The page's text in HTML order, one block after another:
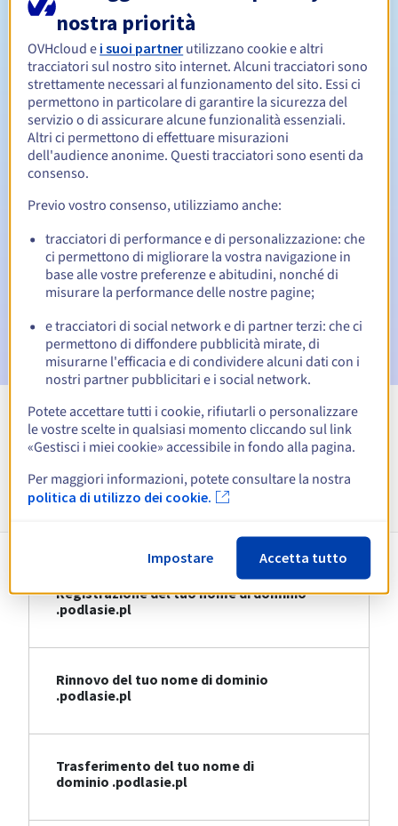
Periodo di rinnovo
Redemption period
Notifiche automatiche:
Email di notifica:60, 30, 15, 7 e 3 giorni prima della
Email il giorno della scadenzaper notificare la
sospensione del nome di dominio
Email dopo il Redemption Grace Period
per notificare la
cancellazione del nome di dominio
Visualizza tutte le estensioni
Informazioni su .podlasie.pl
Registrazione del tuo nome di dominio
.podlasie.pl
Rinnovo del tuo nome di dominio
.podlasie.pl
Trasferimento del tuo nome di
dominio .podlasie.pl
nostra priorità
OVHcloud e i suoi partner utilizzano cookie e altri
tracciatori sul nostro sito internet. Alcuni tracciatori sono
strettamente necessari al funzionamento del sito. Essi ci
permettono in particolare di garantire la sicurezza del
servizio o di assicurare alcune funzionalità essenziali.
Altri ci permettono di effettuare misurazioni
dell'audience anonime. Questi tracciatori sono esenti da
consenso.
Previo vostro consenso, utilizziamo anche:
tracciatori di performance e di personalizzazione: che
ci permettono di migliorare la vostra navigazione in
base alle vostre preferenze e abitudini, nonché di
misurare la performance delle nostre pagine;
e tracciatori di social network e di partner terzi: che ci
permettono di diffondere pubblicità mirate, di
misurarne l'efficacia e di condividere alcuni dati con i
nostri partner pubblicitari e i social network.
Potete accettare tutti i cookie, rifiutarli o personalizzare
le vostre scelte in qualsiasi momento cliccando sul link
«Gestisci i miei cookie» accessibile in fondo alla pagina.
Per maggiori informazioni, potete consultare la nostra
politica di utilizzo dei cookie.
Impostare Accetta tutto